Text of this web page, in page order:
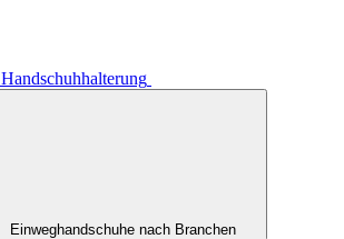
Handschuhhalterung
Einweghandschuhe nach Branchen